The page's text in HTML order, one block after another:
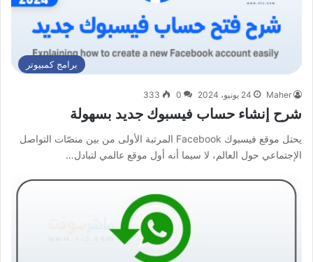
برامج كمبيوتر
Maher 24 يونيو، 2024 0
333
شرح إنشاء حساب فيسبوك جديد بسهولة
يحتل موقع فيسبوك Facebook المرتبة الأولى من بين منصّات التواصل
الإجتماعي حول العالم، لا سيما أنه أول موقع عالمي لتبادل…